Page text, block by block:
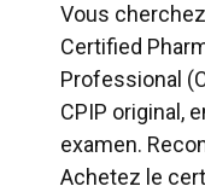
Vous
Certified
Professional
CPIP original,
examen.
Achetez le